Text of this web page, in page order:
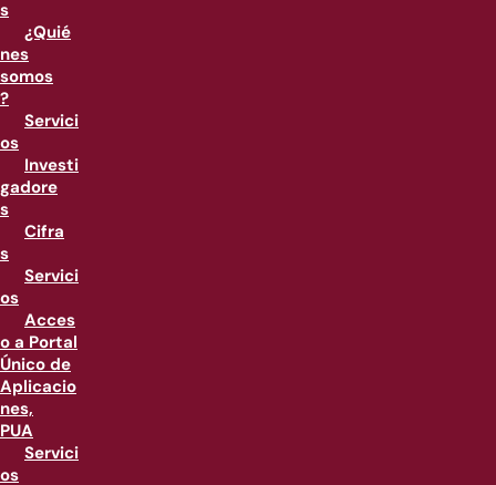
s
¿Quié
nes
somos
?
Servici
os
Investi
gadore
s
Cifra
s
Servici
os
Acces
o a Portal
Único de
Aplicacio
nes,
PUA
Servici
os